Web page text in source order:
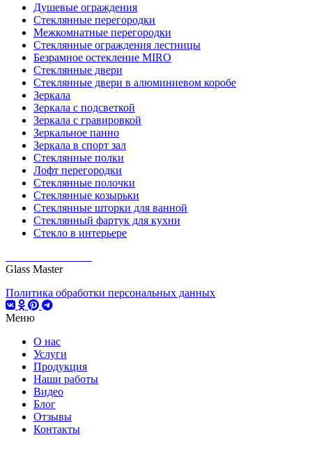
Душевые ограждения
Стеклянные перегородки
Межкомнатные перегородки
Стеклянные ограждения лестницы
Безрамное остекление MIRO
Стеклянные двери
Стеклянные двери в алюминиевом коробе
Зеркала
Зеркала с подсветкой
Зеркала с гравировкой
Зеркальное панно
Зеркала в спорт зал
Стеклянные полки
Лофт перегородки
Стеклянные полочки
Стеклянные козырьки
Стеклянные шторки для ванной
Стеклянный фартук для кухни
Стекло в интерьере
Glass Master
Политика обработки персональных данных
Меню
О нас
Услуги
Продукция
Наши работы
Видео
Блог
Отзывы
Контакты